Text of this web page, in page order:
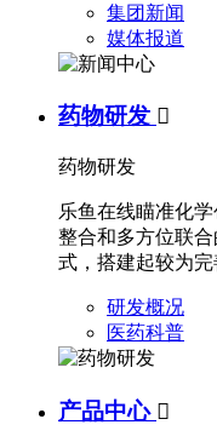
集团新闻
媒体报道
药物研发 
药物研发
乐鱼在线瞄准化
整合和多方位联
式，搭建起较为完
研发概况
医药科普
产品中心 